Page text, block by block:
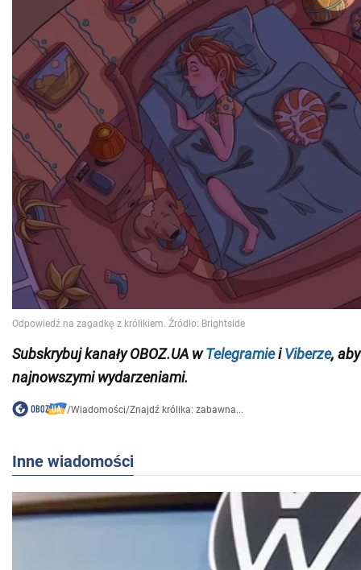
Subskrybuj kanały OBOZ.UA wTelegramieiViberze,
najnowszymi wydarzeniami.
/Wiadomości/Znajdź królika: zabawna...
Inne wiadomości